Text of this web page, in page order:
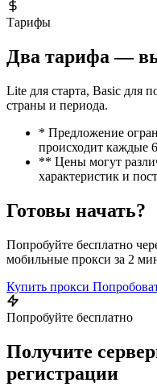
Тарифы
Два тарифа —
Lite для старта, Basic для
страны и периода.
* Предложение
происходит каждые
** Цены могут
характеристик и
Готовы начать?
Попробуйте бесплатно
мобильные прокси за 2
Купить прокси
Попробуйте бесплатно
Получите
регистрации